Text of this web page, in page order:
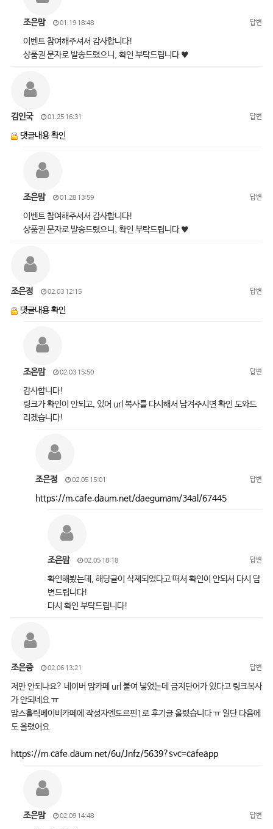
조은맘 01.19 18:48 답변
이벤트 참여해주셔서 감사합니다!
상품권 문자로 발송드렸으니, 확인 부탁드립니다 ♥
김인국 01.25 16:31 답변
댓글내용 확인
조은맘 01.28 13:59 답변
이벤트 참여해주셔서 감사합니다!
상품권 문자로 발송드렸으니, 확인 부탁드립니다 ♥
조은정 02.03 12:15 답변
댓글내용 확인
조은맘 02.03 15:50 답변
감사합니다!
링크가 확인이 안되고, 있어 url 복사를 다시해서 남겨주시면 확인 도와드
리겠습니다!
조은정 02.05 15:01 답변
https://m.cafe.daum.net/daegumam/34al/67445
조은맘 02.05 18:18 답변
확인해봤는데, 해당글이 삭제되었다고 떠서 확인이 안되서 다시 답
변드립니다!
다시 확인 부탁드립니다!
조은중 02.06 13:21 답변
저만 안되나요? 네이버 맘카페 url 붙여 넣었는데 금지단어가 있다고 링크복사
가 안되네요 ㅠ
맘스홀릭베이비카페에 작성자엔도르핀1로 후기글 올렸습니다 ㅠ 일단 다음에
도 올렸어요
https://m.cafe.daum.net/6u/Jnfz/5639?svc=cafeapp
조은맘 02.09 14:48 답변